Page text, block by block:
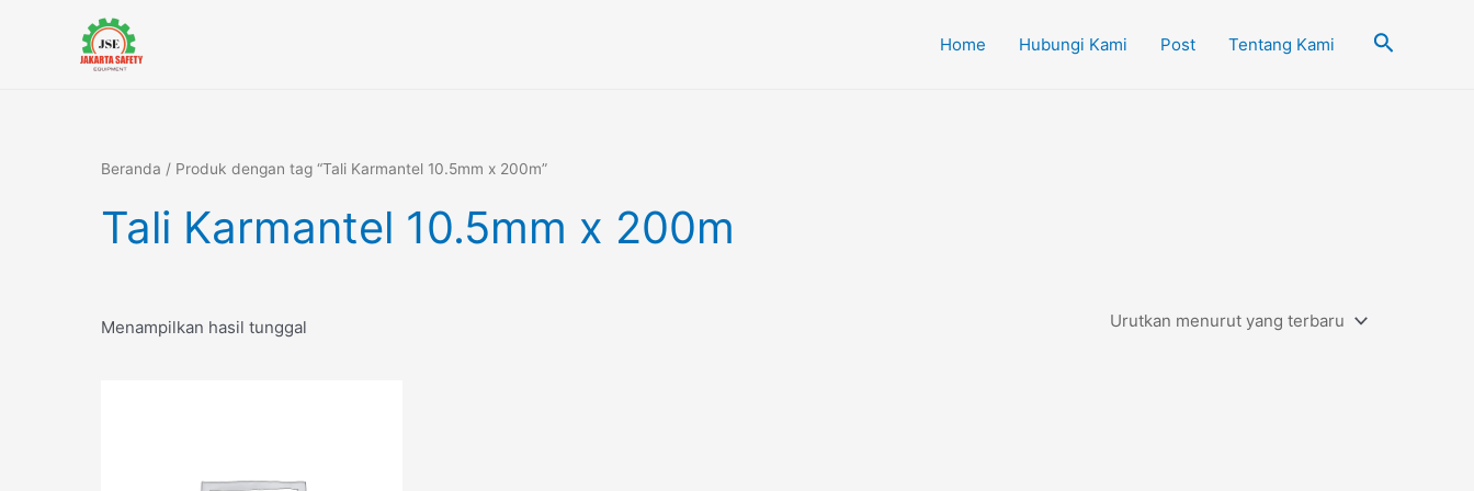
Home Hubungi Kami Post Tentang Kami Cari
Beranda / Produk dengan tag “Tali Karmantel 10.5mm x 200m”
Tali Karmantel 10.5mm x 200m
Menampilkan hasil tunggal